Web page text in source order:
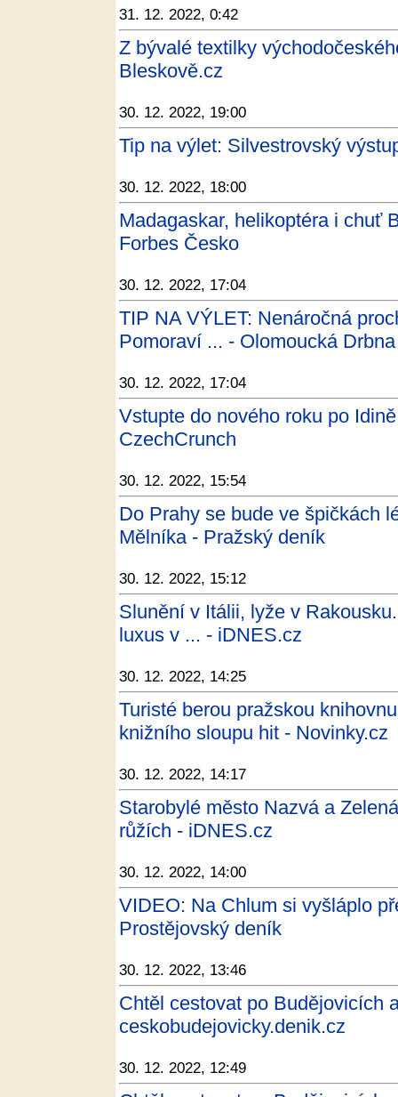
31. 12. 2022, 0:42
Z bývalé textilky
Bleskově.cz
30. 12. 2022, 19:00
Tip na výlet: Silvestrovský
30. 12. 2022, 18:00
Madagaskar, helikoptéra i chuť
Forbes Česko
30. 12. 2022, 17:04
TIP NA VÝLET: Nenáročná
Pomoraví ... - Olomoucká Drbna
30. 12. 2022, 17:04
Vstupte do nového roku po
CzechCrunch
30. 12. 2022, 15:54
Do Prahy se bude ve špičkách
Mělníka - Pražský deník
30. 12. 2022, 15:12
Slunění v Itálii, lyže v
luxus v ... - iDNES.cz
30. 12. 2022, 14:25
Turisté berou pražskou
knižního sloupu hit - Novinky.cz
30. 12. 2022, 14:17
Starobylé město Nazvá a
růžích - iDNES.cz
30. 12. 2022, 14:00
VIDEO: Na Chlum si vyšláplo
Prostějovský deník
30. 12. 2022, 13:46
Chtěl cestovat po Budějovicích
ceskobudejovicky.denik.cz
30. 12. 2022, 12:49